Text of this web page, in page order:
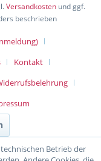
Versandkosten und ggf.
beschrieben
Kontakt
Betrieb der